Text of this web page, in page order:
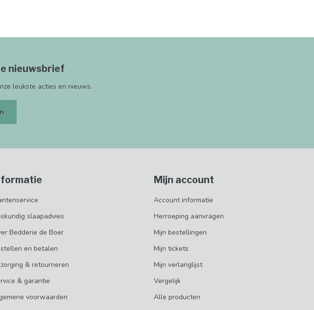
nieuwsbrief
leukste acties en nieuws.
slaapadvies
Bedderie de Boer
en betalen
& retourneren
& garantie
voorwaarden
Mijn account
Account informatie
Herroeping aanvragen
Mijn bestellingen
Mijn tickets
Mijn verlanglijst
Vergelijk
Alle producten